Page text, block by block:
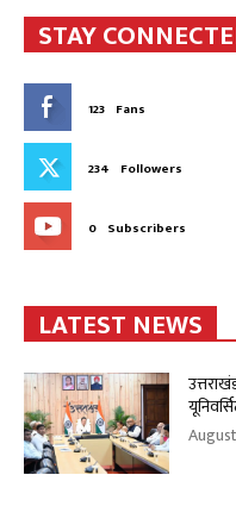
STAY
123 Fans
234 Followers
0 Subscribers
LATEST NEWS